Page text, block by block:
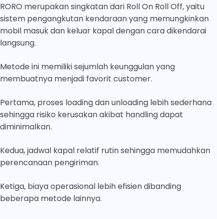
RORO merupakan singkatan dari Roll On Roll Off, yaitu
sistem pengangkutan kendaraan yang memungkinkan
mobil masuk dan keluar kapal dengan cara dikendarai
langsung.
Metode ini memiliki sejumlah keunggulan yang
membuatnya menjadi favorit customer.
Pertama, proses loading dan unloading lebih sederhana
sehingga risiko kerusakan akibat handling dapat
diminimalkan.
Kedua, jadwal kapal relatif rutin sehingga memudahkan
perencanaan pengiriman.
Ketiga, biaya operasional lebih efisien dibanding
beberapa metode lainnya.